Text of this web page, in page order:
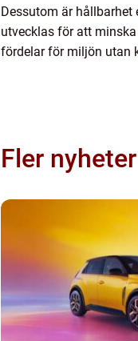
Dessutom är
utvecklas för att
fördelar för miljön utan
Fler nyheter